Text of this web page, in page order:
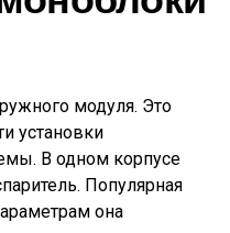
модуля. Это
установки
В одном корпусе
Популярная
она